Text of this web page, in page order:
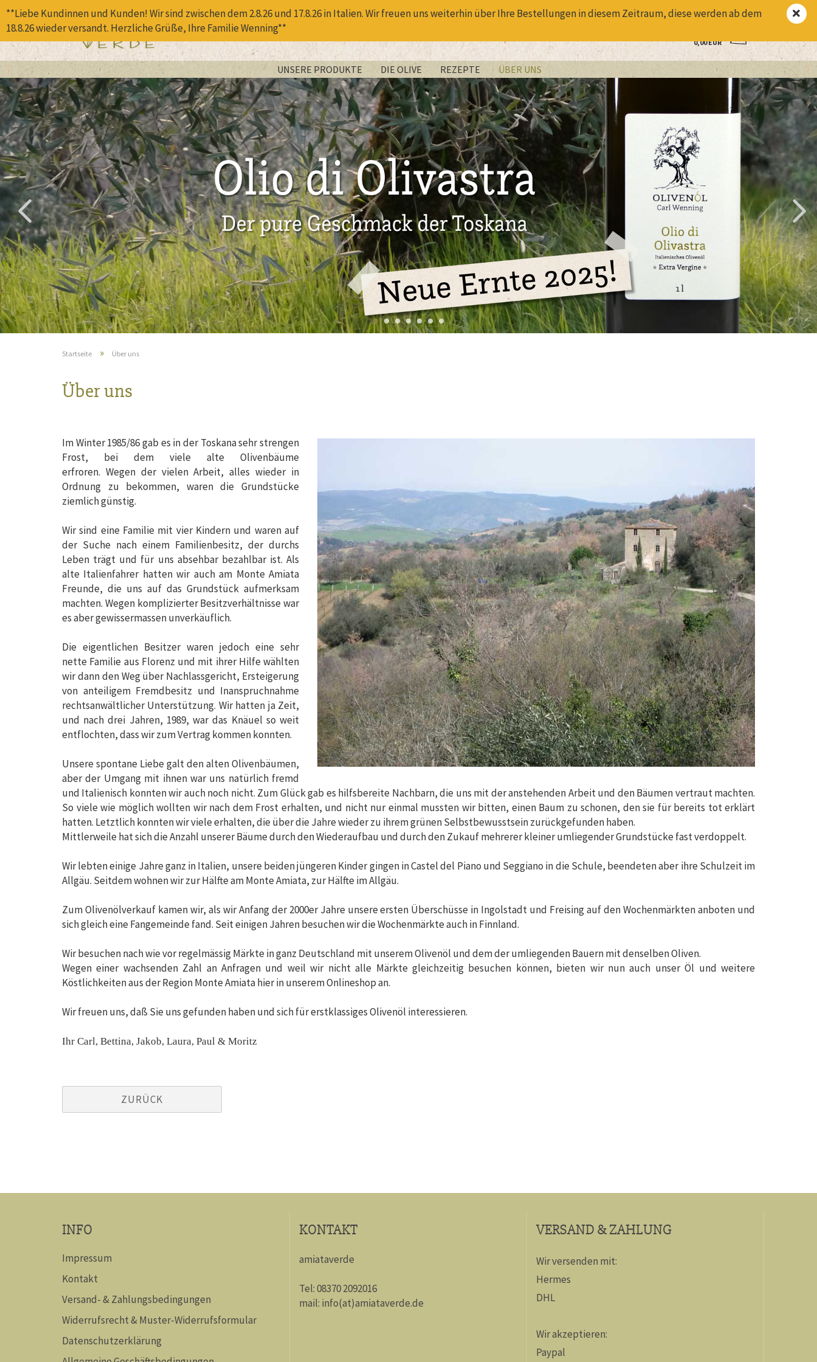
0,00 EUR
**Liebe Kundinnen und Kunden! Wir sind zwischen dem 2.8.26 und 17.8.26 in Italien. Wir freuen uns weiterhin über Ihre Bestellungen in diesem Zeitraum, diese werden ab dem
18.8.26 wieder versandt. Herzliche Grüße, Ihre Familie Wenning**
UNSERE PRODUKTE DIE OLIVE REZEPTE ÜBER UNS
Startseite » Über uns
Über uns
Im Winter 1985/86 gab es in der Toskana sehr strengen
Frost, bei dem viele alte Olivenbäume
erfroren. Wegen der vielen Arbeit, alles wieder in
Ordnung zu bekommen, waren die Grundstücke
ziemlich günstig.
Wir sind eine Familie mit vier Kindern und waren auf
der Suche nach einem Familienbesitz, der durchs
Leben trägt und für uns absehbar bezahlbar ist. Als
alte Italienfahrer hatten wir auch am Monte Amiata
Freunde, die uns auf das Grundstück aufmerksam
machten. Wegen komplizierter Besitzverhältnisse war
es aber gewissermassen unverkäuflich.
Die eigentlichen Besitzer waren jedoch eine sehr
nette Familie aus Florenz und mit ihrer Hilfe wählten
wir dann den Weg über Nachlassgericht, Ersteigerung
von anteiligem Fremdbesitz und Inanspruchnahme
rechtsanwältlicher Unterstützung. Wir hatten ja Zeit,
und nach drei Jahren, 1989, war das Knäuel so weit
entflochten, dass wir zum Vertrag kommen konnten.
Unsere spontane Liebe galt den alten Olivenbäumen,
aber der Umgang mit ihnen war uns natürlich fremd
und Italienisch konnten wir auch noch nicht. Zum Glück gab es hilfsbereite Nachbarn, die uns mit der anstehenden Arbeit und den Bäumen vertraut machten.
So viele wie möglich wollten wir nach dem Frost erhalten, und nicht nur einmal mussten wir bitten, einen Baum zu schonen, den sie für bereits tot erklärt
hatten. Letztlich konnten wir viele erhalten, die über die Jahre wieder zu ihrem grünen Selbstbewusstsein zurückgefunden haben.
Mittlerweile hat sich die Anzahl unserer Bäume durch den Wiederaufbau und durch den Zukauf mehrerer kleiner umliegender Grundstücke fast verdoppelt.
Wir lebten einige Jahre ganz in Italien, unsere beiden jüngeren Kinder gingen in Castel del Piano und Seggiano in die Schule, beendeten aber ihre Schulzeit im
Allgäu. Seitdem wohnen wir zur Hälfte am Monte Amiata, zur Hälfte im Allgäu.
Zum Olivenölverkauf kamen wir, als wir Anfang der 2000er Jahre unsere ersten Überschüsse in Ingolstadt und Freising auf den Wochenmärkten anboten und
sich gleich eine Fangemeinde fand. Seit einigen Jahren besuchen wir die Wochenmärkte auch in Finnland.
Wir besuchen nach wie vor regelmässig Märkte in ganz Deutschland mit unserem Olivenöl und dem der umliegenden Bauern mit denselben Oliven.
Wegen einer wachsenden Zahl an Anfragen und weil wir nicht alle Märkte gleichzeitig besuchen können, bieten wir nun auch unser Öl und weitere
Köstlichkeiten aus der Region Monte Amiata hier in unserem Onlineshop an.
Wir freuen uns, daß Sie uns gefunden haben und sich für erstklassiges Olivenöl interessieren.
Ihr Carl, Bettina, Jakob, Laura, Paul & Moritz
ZURÜCK
INFO
Impressum
Kontakt
Versand- & Zahlungsbedingungen
Widerrufsrecht & Muster-Widerrufsformular
Datenschutzerklärung
KONTAKT
amiataverde
Tel: 08370 2092016
mail: info(at)amiataverde.de
VERSAND & ZAHLUNG
Wir versenden mit:
Hermes
DHL
Wir akzeptieren:
Paypal